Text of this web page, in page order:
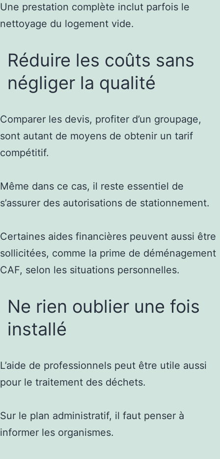
Une prestation complète inclut parfois le
nettoyage du logement vide.
Réduire les coûts sans
négliger la qualité
Comparer les devis, profiter d’un groupage,
sont autant de moyens de obtenir un tarif
compétitif.
Même dans ce cas, il reste essentiel de
s’assurer des autorisations de stationnement.
Certaines aides financières peuvent aussi être
sollicitées, comme la prime de déménagement
CAF, selon les situations personnelles.
Ne rien oublier une fois
installé
L’aide de professionnels peut être utile aussi
pour le traitement des déchets.
Sur le plan administratif, il faut penser à
informer les organismes.